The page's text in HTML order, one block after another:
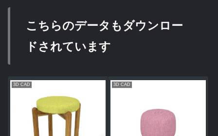
こちらのデータもダウンロー
ドされています
3D CAD 3D CAD